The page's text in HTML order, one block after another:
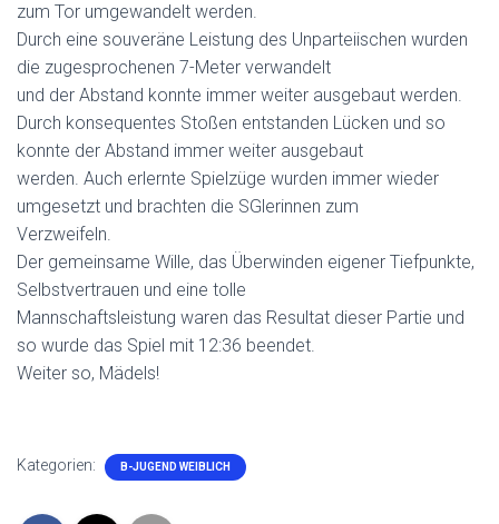
zum Tor umgewandelt werden.
Durch eine souveräne Leistung des Unparteiischen wurden
die zugesprochenen 7-Meter verwandelt
und der Abstand konnte immer weiter ausgebaut werden.
Durch konsequentes Stoßen entstanden Lücken und so
konnte der Abstand immer weiter ausgebaut
werden. Auch erlernte Spielzüge wurden immer wieder
umgesetzt und brachten die SGlerinnen zum
Verzweifeln.
Der gemeinsame Wille, das Überwinden eigener Tiefpunkte,
Selbstvertrauen und eine tolle
Mannschaftsleistung waren das Resultat dieser Partie und
so wurde das Spiel mit 12:36 beendet.
Weiter so, Mädels!
Kategorien: B-JUGEND WEIBLICH